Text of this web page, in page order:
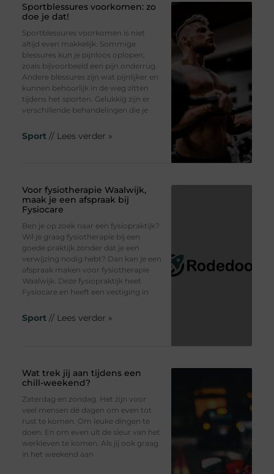
Sportblessures voorkomen: zo
doe je dat!
Sportblessures voorkomen is niet
altijd even makkelijk. Sommige
blessures kun je pijnloos oplopen,
zoals bijvoorbeeld een pijn onderrug.
Andere blessures zijn wat pijnlijker en
kunnen behoorlijk in de weg zitten
tijdens het sporten. Gelukkig zijn er
verschillende behandelingen die je
Sport // Lees verder »
Voor fysiotherapie Waalwijk,
maak je een afspraak bij
Fysiocare
Ben je op zoek naar een fysiopraktijk?
Wil je graag fysiotherapie bij een
goede praktijk zonder dat je een
verwijzing nodig hebt? Dan kan je een
afspraak maken voor fysiotherapie
Waalwijk. Deze fysiopraktijk heet
Fysiocare en heeft een vestiging in
Sport // Lees verder »
Wat trek jij aan tijdens een
chill-weekend?
Zaterdag en zondag. Het zijn voor
veel mensen dé dagen om even tot
rust te komen. Om leuke dingen te
doen. En om even uit de sleur van het
werkleven te komen. Als jij ook graag
in het weekend aan